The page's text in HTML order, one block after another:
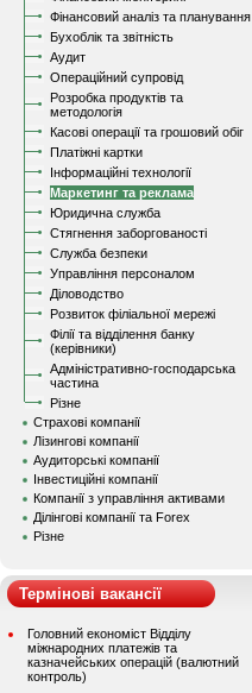
Фінансовий аналіз та планування
Бухоблік та звітність
Аудит
Операційний супровід
Розробка продуктів та
методологія
Касові операції та грошовий обіг
Платіжні картки
Інформаційні технології
Маркетинг та реклама
Юридична служба
Стягнення заборгованості
Служба безпеки
Управління персоналом
Діловодство
Розвиток філіальної мережі
Філії та відділення банку
(керівники)
Адміністративно-господарська
частина
Різне
Страхові компанії
Лізингові компанії
Аудиторські компанії
Інвестиційні компанії
Компанії з управління активами
Ділінгові компанії та Forex
Різне
Термінові вакансії
Головний економіст Відділу
міжнародних платежів та
казначейських операцій (валютний
контроль)